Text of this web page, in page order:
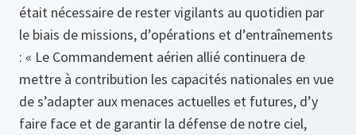
était nécessaire de rester vigilants au quotidien par
le biais de missions, d’opérations et d’entraînements
: « Le Commandement aérien allié continuera de
mettre à contribution les capacités nationales en vue
de s’adapter aux menaces actuelles et futures, d’y
faire face et de garantir la défense de notre ciel,